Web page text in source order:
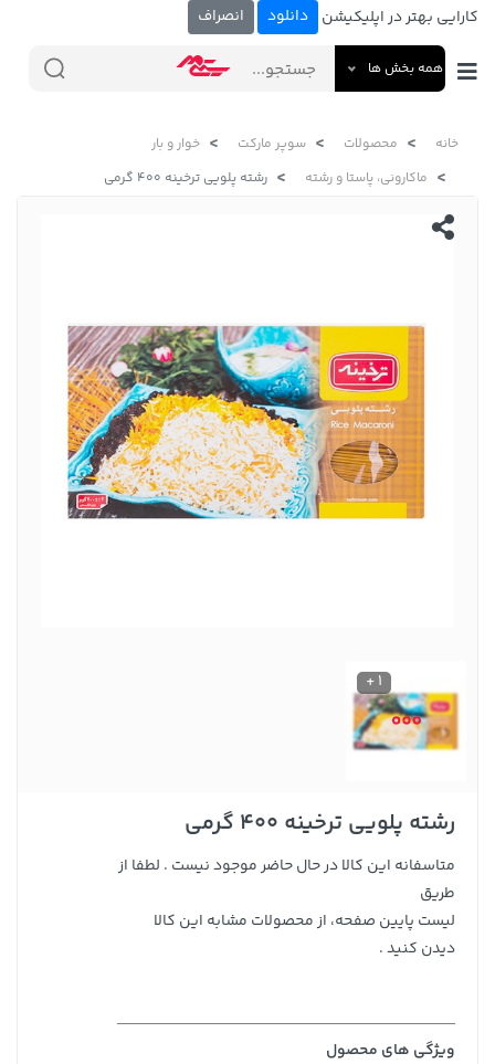
کارایی بهتر در اپلیکیشن دانلود انصراف
همه بخش ها
خانه محصولات سوپر مارکت
خوار و بار
ماکارونی، پاستا و رشته
رشته پلویی ترخینه 400 گرمی
1 +
رشته پلویی ترخینه 400 گرمی
متاسفانه این کالا در حال حاضر موجود نیست . لطفا از
طریق
لیست پایین صفحه، از محصولات مشابه این کالا
دیدن کنید .
ویژگی های محصول